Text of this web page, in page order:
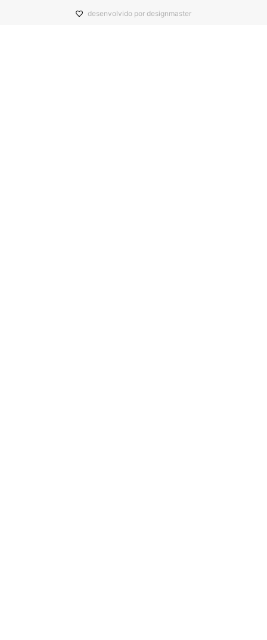
desenvolvido por designmaster